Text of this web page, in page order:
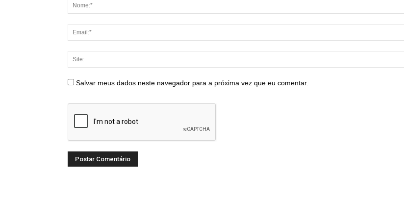
Salvar meus dados neste navegador para a próxima vez que eu comentar.